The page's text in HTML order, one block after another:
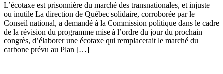
L’écotaxe est prisonnière du marché des transnationales, et injuste
ou inutile La direction de Québec solidaire, corroborée par le
Conseil national, a demandé à la Commission politique dans le cadre
de la révision du programme mise à l’ordre du jour du prochain
congrès, d’élaborer une écotaxe qui remplacerait le marché du
carbone prévu au Plan […]